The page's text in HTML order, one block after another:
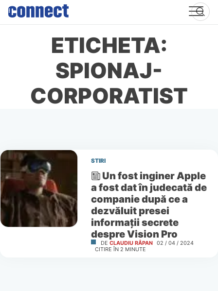
Skip
content
ETICHETA:
SPIONAJ-
CORPORATIST
STIRI
Un fost inginer Apple
a fost dat în judecată de
companie după ce a
dezvăluit presei
informații secrete
despre Vision Pro
DE CLAUDIU RÂPAN 02 / 04 / 2024
CITIRE ÎN 2 MINUTE